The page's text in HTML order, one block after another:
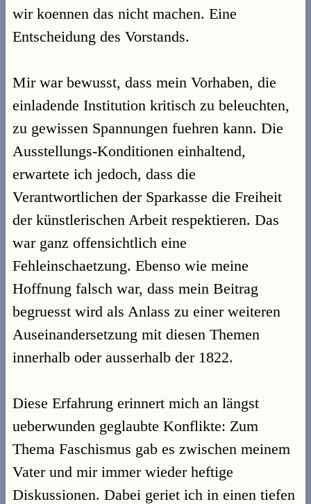
wir koennen das nicht machen. Eine
Entscheidung des Vorstands.
Mir war bewusst, dass mein Vorhaben, die
einladende Institution kritisch zu beleuchten,
zu gewissen Spannungen fuehren kann. Die
Ausstellungs-Konditionen einhaltend,
erwartete ich jedoch, dass die
Verantwortlichen der Sparkasse die Freiheit
der künstlerischen Arbeit respektieren. Das
war ganz offensichtlich eine
Fehleinschaetzung. Ebenso wie meine
Hoffnung falsch war, dass mein Beitrag
begruesst wird als Anlass zu einer weiteren
Auseinandersetzung mit diesen Themen
innerhalb oder ausserhalb der 1822.
Diese Erfahrung erinnert mich an längst
ueberwunden geglaubte Konflikte: Zum
Thema Faschismus gab es zwischen meinem
Vater und mir immer wieder heftige
Diskussionen. Dabei geriet ich in einen tiefen